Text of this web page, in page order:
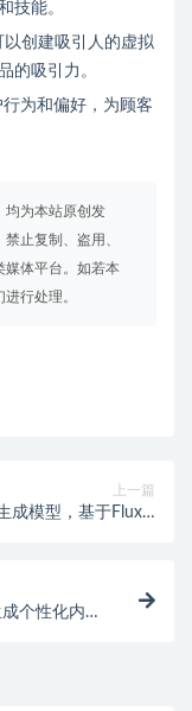
技能。
创建吸引人的虚拟
的吸引力。
为和偏好，为顾客
均为本站原创发
止复制、盗用、
媒体平台。如若本
行处理。
上一篇
成模型，基于Flux.1
个性化内